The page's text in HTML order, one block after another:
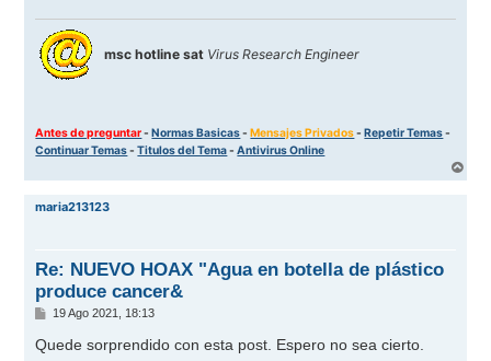
msc hotline sat Virus Research Engineer
Antes de preguntar-Normas Basicas-Mensajes Privados-Repetir Temas-
Continuar Temas-Titulos del Tema-Antivirus Online
r
maria213123
Re: NUEVO HOAX "Agua en botella de plástico
produce cancer&
M
n
19 Ago 2021, 18:13
Quede sorprendido con esta post. Espero no sea cierto.